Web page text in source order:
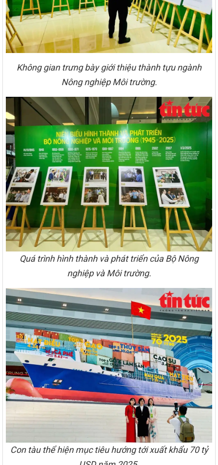
Không gian trưng bày giới thiệu thành tựu ngành
Nông nghiệp Môi trường.
Quá trình hình thành và phát triển của Bộ Nông
nghiệp và Môi trường.
Con tàu thể hiện mục tiêu hướng tới xuất khẩu 70 tỷ